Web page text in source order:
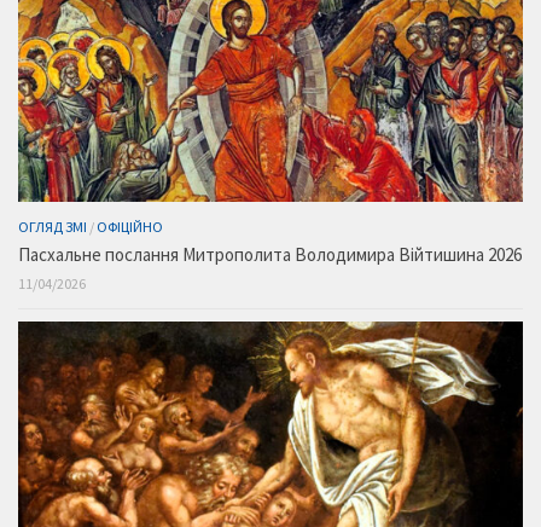
ОГЛЯД ЗМІ / ОФІЦІЙНО
Пасхальне послання Митрополита Володимира Війтишина 2026
11/04/2026